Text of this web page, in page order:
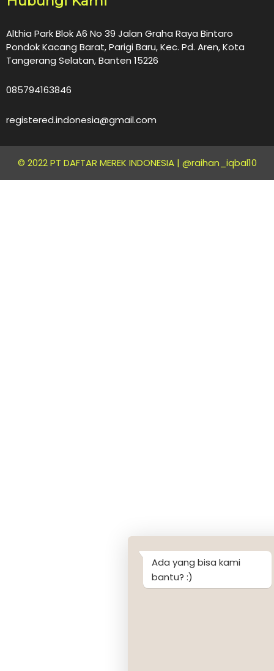
Althia Park Blok A6 No 39 Jalan Graha Raya Bintaro
Pondok Kacang Barat, Parigi Baru, Kec. Pd. Aren, Kota
Tangerang Selatan, Banten 15226
085794163846
registered.indonesia@gmail.com
© 2022 PT DAFTAR MEREK INDONESIA | @raihan_iqbal10
Ada yang bisa kami
bantu? :)